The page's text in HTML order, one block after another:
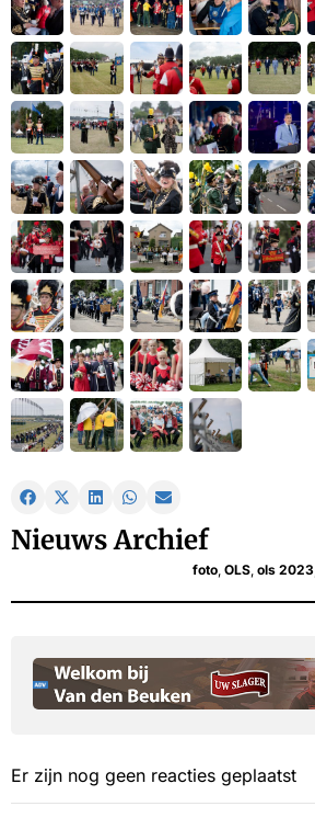
Nieuws Archief
foto OLS ols 2023
Er zijn nog geen reacties geplaatst